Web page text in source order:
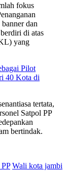
fokus
dan
di atas
yang
Pilot
40 Kota di
tertata,
Satpol PP
bertindak.
Wali kota jambi